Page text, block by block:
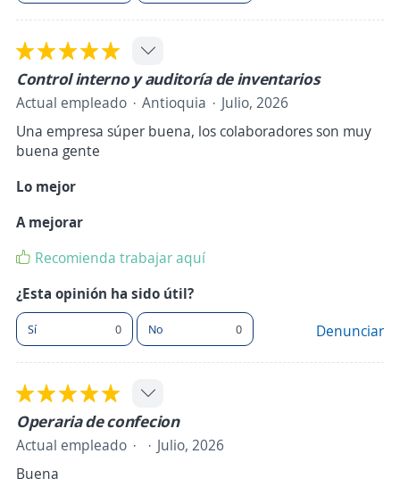
Control interno y auditoría de inventarios
Actual empleado Antioquia
Julio, 2026
Una empresa súper buena, los colaboradores son muy
buena gente
Lo mejor
A mejorar
Recomienda trabajar aquí
¿Esta opinión ha sido útil?
Sí 0 No 0 Denunciar
Operaria de confecion
Actual empleado
Julio, 2026
Buena